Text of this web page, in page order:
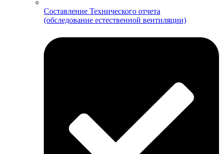
Составление Технического отчета
(обследование естественной вентиляции)